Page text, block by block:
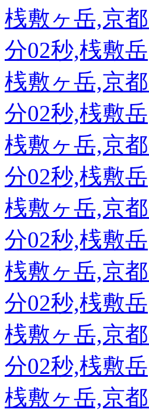
桟敷ヶ岳,京
分02秒,桟敷岳
桟敷ヶ岳,京
分02秒,桟敷岳
桟敷ヶ岳,京
分02秒,桟敷岳
桟敷ヶ岳,京
分02秒,桟敷岳
桟敷ヶ岳,京
分02秒,桟敷岳
桟敷ヶ岳,京
分02秒,桟敷岳
桟敷ヶ岳,京